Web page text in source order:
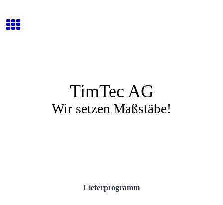
TimTec AG
Wir setzen Maßstäbe!
Lieferprogramm